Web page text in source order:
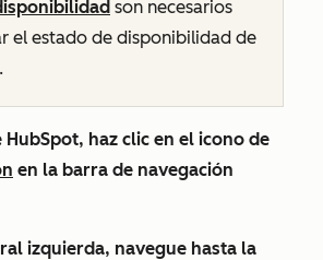
son necesarios
el estado de disponibilidad de
HubSpot, haz clic en el icono de
en la barra de navegación
izquierda, navegue hasta la